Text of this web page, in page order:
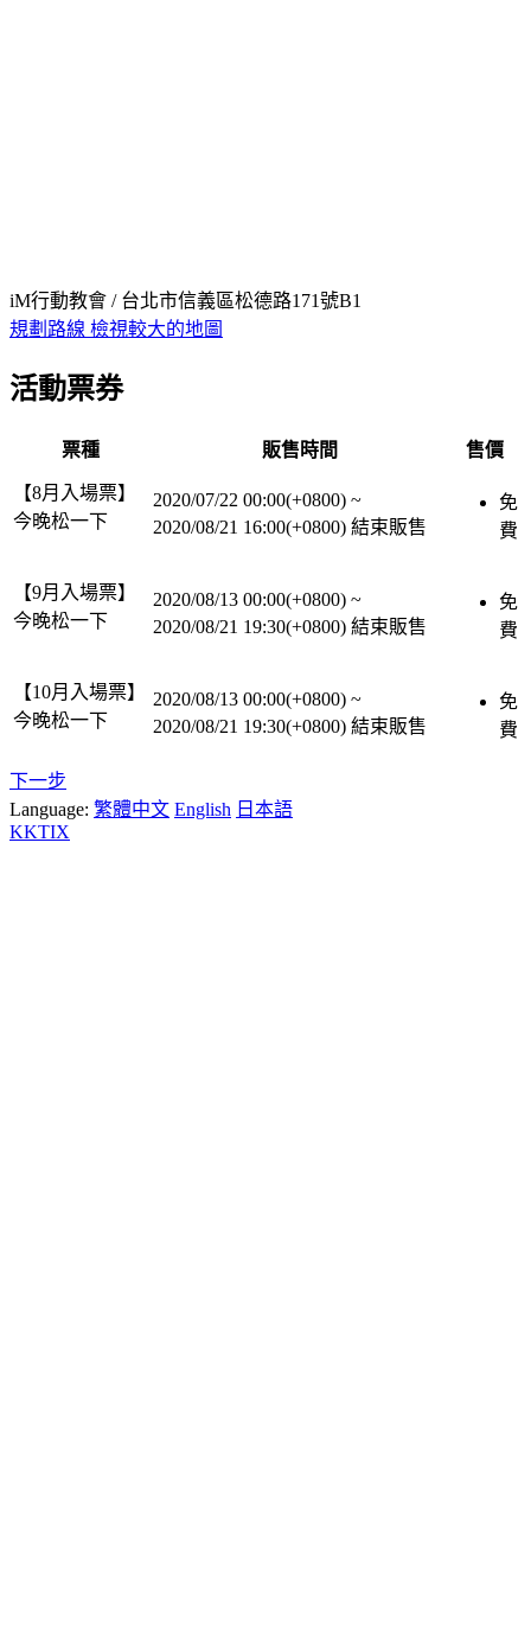
iM行動教會 / 台北市信義區松德路171號B1
規劃路線 檢視較大的地圖
活動票券
票種 販售時間 售價
【8月入場票】
今晚松一下
2020/07/22 00:00(+0800) ~
2020/08/21 16:00(+0800) 結束販售
免
費
【9月入場票】
今晚松一下
2020/08/13 00:00(+0800) ~
2020/08/21 19:30(+0800) 結束販售
免
費
【10月入場票】
今晚松一下
2020/08/13 00:00(+0800) ~
2020/08/21 19:30(+0800) 結束販售
免
費
下一步
Language: 繁體中文 English 日本語
KKTIX